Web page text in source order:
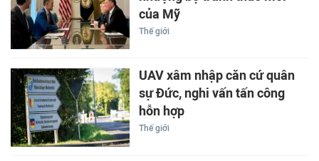
của Mỹ
Thế giới
UAV xâm nhập căn cứ quân
sự Đức, nghi vấn tấn công
hỗn hợp
Thế giới